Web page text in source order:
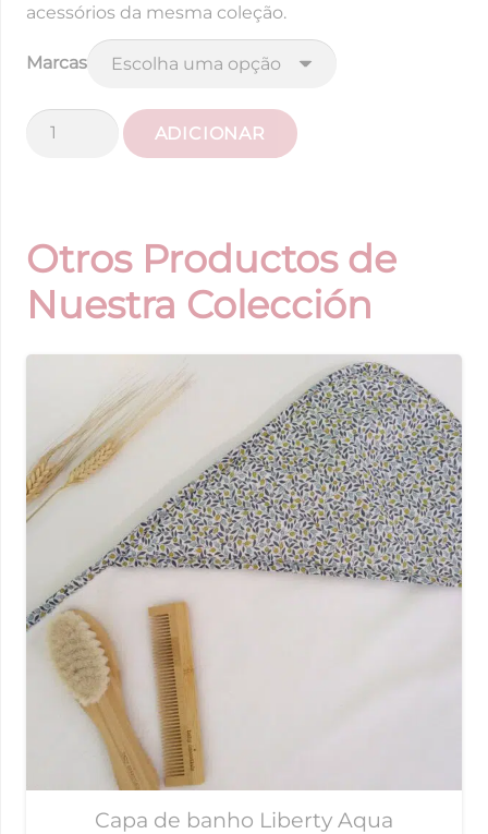
acessórios da mesma coleção.
Marcas
Quantidade
Liberty
Flores
e
ADICIONAR
Otros Productos de
Nuestra Colección
Capa de banho Liberty Aqua